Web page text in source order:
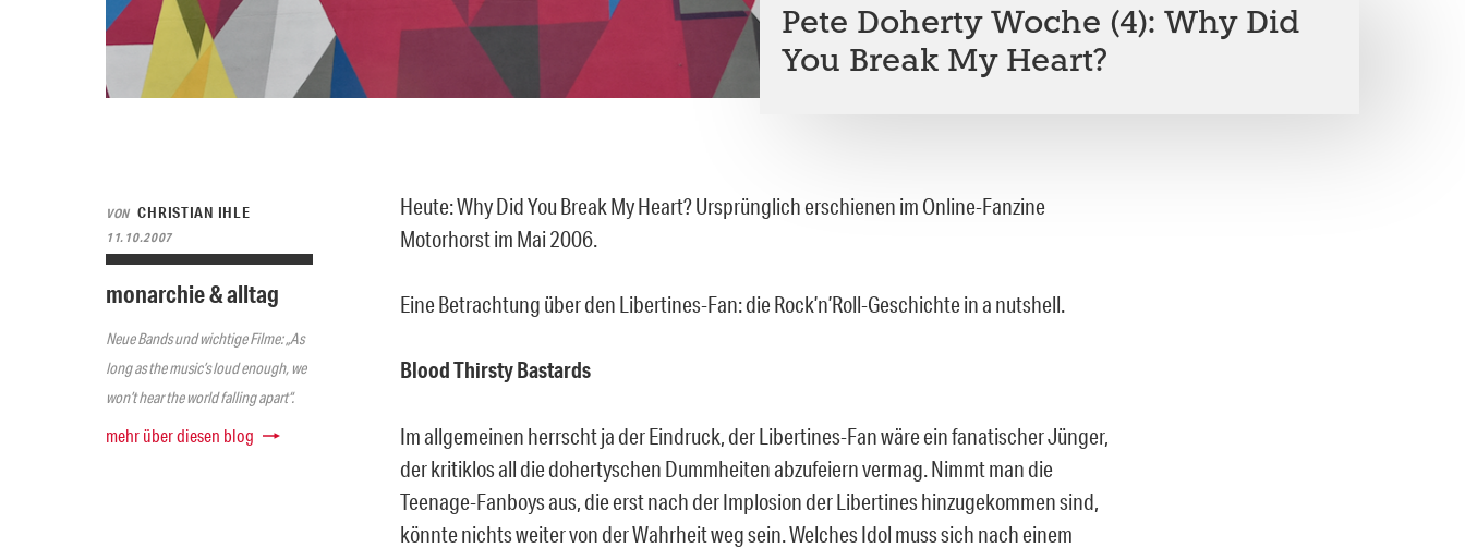
Pete Doherty Woche (4): Why Did
You Break My Heart?
VON CHRISTIAN IHLE
11.10.2007
monarchie & alltag
Neue Bands und wichtige Filme: „As
long as the music’s loud enough, we
won’t hear the world falling apart“.
mehr über diesen blog
Heute: Why Did You Break My Heart? Ursprünglich erschienen im Online-Fanzine
Motorhorst im Mai 2006.
Eine Betrachtung über den Libertines-Fan: die Rock’n’Roll-Geschichte in a nutshell.
Blood Thirsty Bastards
Im allgemeinen herrscht ja der Eindruck, der Libertines-Fan wäre ein fanatischer Jünger,
der kritiklos all die dohertyschen Dummheiten abzufeiern vermag. Nimmt man die
Teenage-Fanboys aus, die erst nach der Implosion der Libertines hinzugekommen sind,
könnte nichts weiter von der Wahrheit weg sein. Welches Idol muss sich nach einem